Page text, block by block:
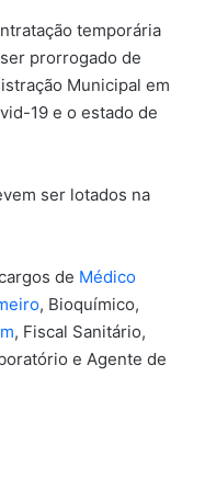
temporária
prorrogado de
Municipal em
19 e o estado de
ser lotados na
de Médico
, Bioquímico,
, Fiscal Sanitário,
e Agente de